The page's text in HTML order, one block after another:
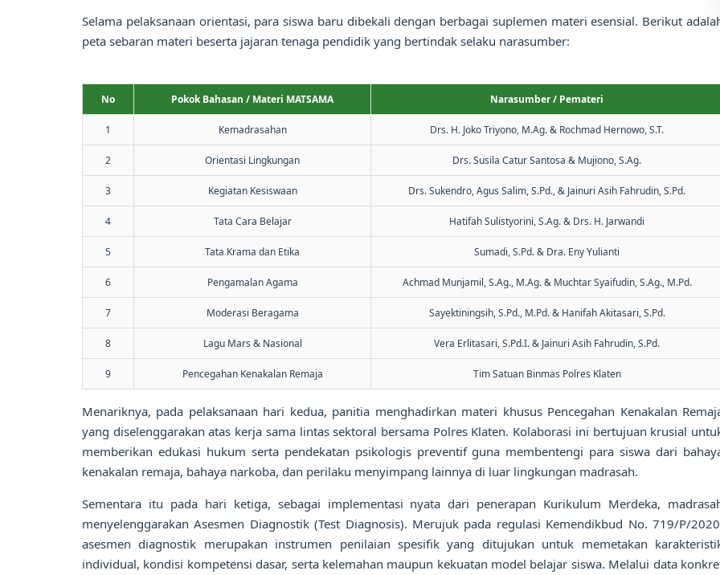
Selama pelaksanaan orientasi, para siswa baru dibekali dengan berbagai suplemen materi esensial. Berikut
peta sebaran materi beserta jajaran tenaga pendidik yang bertindak selaku narasumber:
No Pokok Bahasan / Materi MATSAMA Narasumber / Pemateri
1 Kemadrasahan Drs. H. Joko Triyono, M.Ag. & Rochmad Hernowo, S.T.
2 Orientasi Lingkungan Drs. Susila Catur Santosa & Mujiono, S.Ag.
3 Kegiatan Kesiswaan Drs. Sukendro, Agus Salim, S.Pd., & Jainuri Asih Fahrudin, S.Pd.
4 Tata Cara Belajar Hatifah Sulistyorini, S.Ag. & Drs. H. Jarwandi
5 Tata Krama dan Etika Sumadi, S.Pd. & Dra. Eny Yulianti
6 Pengamalan Agama Achmad Munjamil, S.Ag., M.Ag. & Muchtar Syaifudin, S.Ag., M.Pd.
7 Moderasi Beragama Sayektiningsih, S.Pd., M.Pd. & Hanifah Akitasari, S.Pd.
8 Lagu Mars & Nasional Vera Erlitasari, S.Pd.I. & Jainuri Asih Fahrudin, S.Pd.
9 Pencegahan Kenakalan Remaja Tim Satuan Binmas Polres Klaten
Menariknya, pada pelaksanaan hari kedua, panitia menghadirkan materi khusus Pencegahan Kenakalan
yang diselenggarakan atas kerja sama lintas sektoral bersama Polres Klaten. Kolaborasi ini bertujuan krusial
memberikan edukasi hukum serta pendekatan psikologis preventif guna membentengi para siswa dari
kenakalan remaja, bahaya narkoba, dan perilaku menyimpang lainnya di luar lingkungan madrasah.
Sementara itu pada hari ketiga, sebagai implementasi nyata dari penerapan Kurikulum Merdeka,
menyelenggarakan Asesmen Diagnostik (Test Diagnosis). Merujuk pada regulasi Kemendikbud No. 719/P/
asesmen diagnostik merupakan instrumen penilaian spesifik yang ditujukan untuk memetakan
individual, kondisi kompetensi dasar, serta kelemahan maupun kekuatan model belajar siswa. Melalui data